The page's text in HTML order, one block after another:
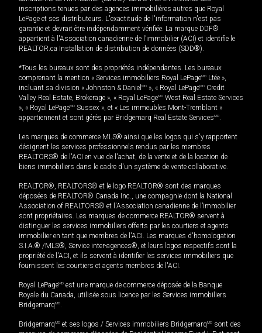
inscriptions tenues par des agences immobilières autres que Royal
LePage et ses distributeurs. L'exactitude de l'information n'est pas
garantie et devrait être indépendamment vérifiée. La marque DDF®
appartient à l'Association canadienne de l’immobilier (ACI) et identifie le
REALTOR.ca Installation de distribution de données (SDD®).
*Tous les bureaux sont des propriétés indépendantes. Les bureaux
comprenant la mention « Services immobiliers Royal LePageMD Ltée »,
incluant sa division « Johnston & Daniel MD », « Royal LePageMD Credit
Valley Real Estate, Brokerage », « Royal LePageMD West Real Estate Services
», « Royal LePageMD Sussex », et « Les immeubles Mont-Tremblant »
appartiennent et sont gérés par Bridgemarq Real Estate ServicesMD.
Les marques de commerce MLS® ainsi que les logos qui s'y rapportent
désignent les services professionnels rendus par les membres
REALTORS® de l'ACI en vue de l'achat, de la vente et de la location de
biens immobiliers dans le cadre d'un système de vente collaborative.
REALTOR®, REALTORS® et le logo REALTOR® sont des marques
déposées de REALTOR® Canada Inc., une compagnie dont la National
Association of REALTORS® et l'Association canadienne de l’immobilier
sont propriétaires. Les marques de commerce REALTOR® servent à
distinguer les services immobiliers offerts par les courtiers et agents
immobilier en tant que membres de l'ACI. Les marques d'homologation
S.I.A.® /MLS®, Service inter-agences®, et leurs logos respectifs sont la
propriété de l'ACI, et ils servent à identifier les services immobiliers que
fournissent les courtiers et agents membres de l'ACI.
Royal LePageMD est une marque de commerce déposée de la Banque
Royale du Canada, utilisée sous licence par les Services immobiliers
BridgemarqMD.
BridgemarqMD et ses logos / Services immobiliers BridgemarqMD sont des